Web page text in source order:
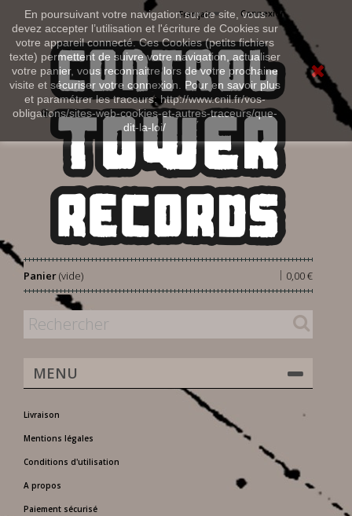
En poursuivant votre navigation sur ce site, vous
devez accepter l’utilisation et l'écriture de Cookies sur
votre appareil connecté. Ces Cookies (petits fichiers
texte) permettent de suivre votre navigation, actualiser
votre panier, vous reconnaitre lors de votre prochaine
visite et sécuriser votre connexion. Pour en savoir plus
et paramétrer les traceurs: http://www.cnil.fr/vos-
obligations/sites-web-cookies-et-autres-traceurs/que-
dit-la-loi/
Connexion
Français
Panier 0,00 €
|
(vide)
MENU
Livraison
Mentions légales
Conditions d'utilisation
A propos
Paiement sécurisé